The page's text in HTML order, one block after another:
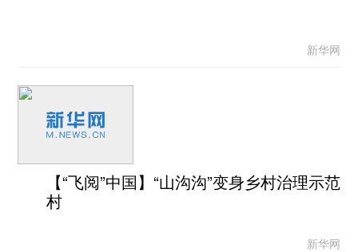
新华网
【“飞阅”中国】“山沟沟”变身乡村治理示范
村
新华网